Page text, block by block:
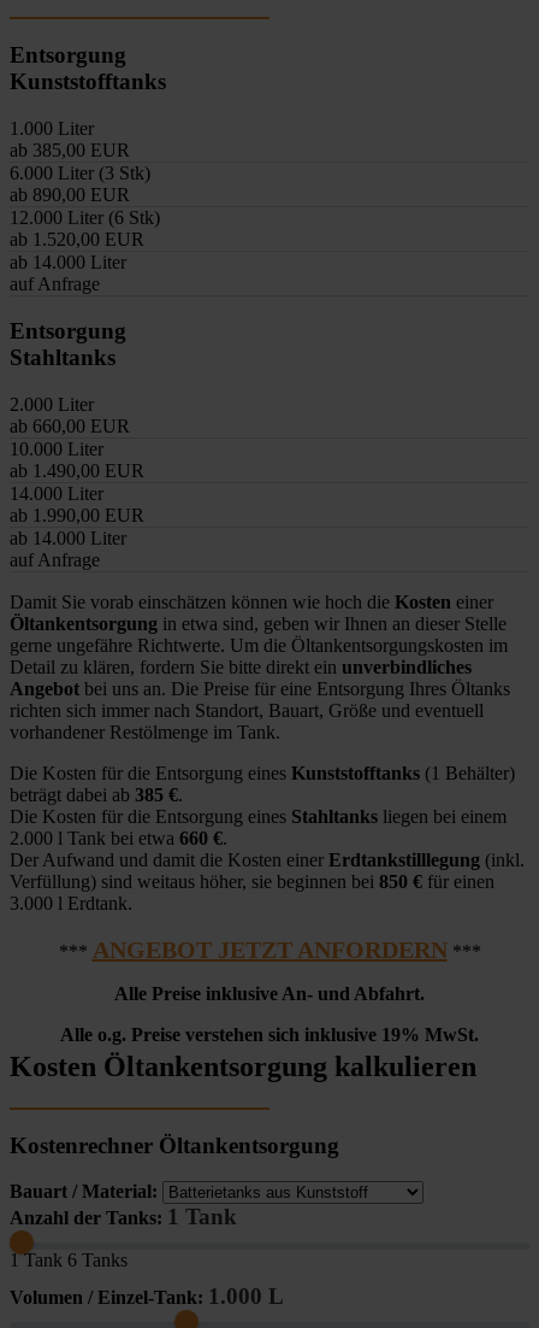
Entsorgung
Kunststofftanks
1.000 Liter
ab 385,00 EUR
6.000 Liter (3 Stk)
ab 890,00 EUR
12.000 Liter (6 Stk)
ab 1.520,00 EUR
ab 14.000 Liter
auf Anfrage
Entsorgung
Stahltanks
2.000 Liter
ab 660,00 EUR
10.000 Liter
ab 1.490,00 EUR
14.000 Liter
ab 1.990,00 EUR
ab 14.000 Liter
auf Anfrage
Damit Sie vorab einschätzen können wie hoch die Kosten einer
Öltankentsorgung in etwa sind, geben wir Ihnen an dieser Stelle
gerne ungefähre Richtwerte. Um die Öltankentsorgungskosten im
Detail zu klären, fordern Sie bitte direkt ein unverbindliches
Angebot bei uns an. Die Preise für eine Entsorgung Ihres Öltanks
richten sich immer nach Standort, Bauart, Größe und eventuell
vorhandener Restölmenge im Tank.
Die Kosten für die Entsorgung eines Kunststofftanks (1 Behälter)
beträgt dabei ab 385 €.
Die Kosten für die Entsorgung eines Stahltanks liegen bei einem
2.000 l Tank bei etwa 660 €.
Der Aufwand und damit die Kosten einer Erdtankstilllegung (inkl.
Verfüllung) sind weitaus höher, sie beginnen bei 850 € für einen
3.000 l Erdtank.
*** ANGEBOT JETZT ANFORDERN ***
Alle Preise inklusive An- und Abfahrt.
Alle o.g. Preise verstehen sich inklusive 19% MwSt.
Kosten Öltankentsorgung kalkulieren
Kostenrechner Öltankentsorgung
Bauart / Material:
Anzahl der Tanks: 1 Tank
1 Tank 6 Tanks
Volumen / Einzel-Tank: 1.000 L